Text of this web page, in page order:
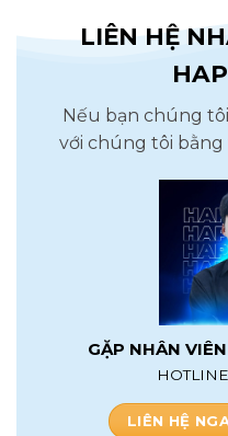
LIÊN HỆ
Nếu bạn chúng
với chúng tôi
GẶP NHÂN
LIÊN HỆ